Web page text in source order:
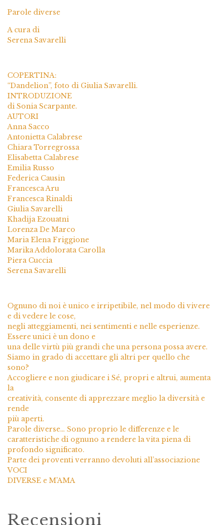
Parole diverse
A cura di
Serena Savarelli
COPERTINA:
“Dandelion”, foto di Giulia Savarelli.
INTRODUZIONE
di Sonia Scarpante.
AUTORI
Anna Sacco
Antonietta Calabrese
Chiara Torregrossa
Elisabetta Calabrese
Emilia Russo
Federica Causin
Francesca Aru
Francesca Rinaldi
Giulia Savarelli
Khadija Ezouatni
Lorenza De Marco
Maria Elena Friggione
Marika Addolorata Carolla
Piera Cuccia
Serena Savarelli
Ognuno di noi è unico e irripetibile, nel modo di vivere
e di vedere le cose,
negli atteggiamenti, nei sentimenti e nelle esperienze.
Essere unici è un dono e
una delle virtù più grandi che una persona possa avere.
Siamo in grado di accettare gli altri per quello che
sono?
Accogliere e non giudicare i Sé, propri e altrui, aumenta
la
creatività, consente di apprezzare meglio la diversità e
rende
più aperti.
Parole diverse… Sono proprio le differenze e le
caratteristiche di ognuno a rendere la vita piena di
profondo significato.
Parte dei proventi verranno devoluti all’associazione
VOCI
DIVERSE e M’AMA
Recensioni